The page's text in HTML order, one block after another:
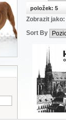
položek: 5
Zobrazit jako:
Sort By